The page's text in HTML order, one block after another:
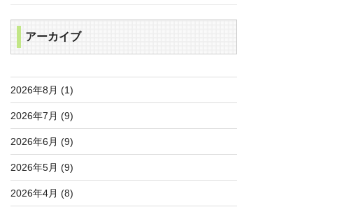
アーカイブ
2026年8月 (1)
2026年7月 (9)
2026年6月 (9)
2026年5月 (9)
2026年4月 (8)